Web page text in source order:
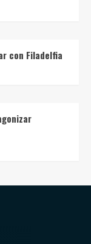
con Filadelfia